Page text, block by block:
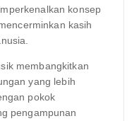
konsep
kasih
membangkitkan
yang lebih
pokok
pengampunan